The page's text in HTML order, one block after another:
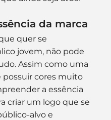
da marca
quer se
jovem, não pode
Assim como uma
possuir cores muito
a essência
criar um logo que se
alvo e